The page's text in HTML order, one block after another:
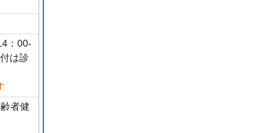
：00-
は診
者健